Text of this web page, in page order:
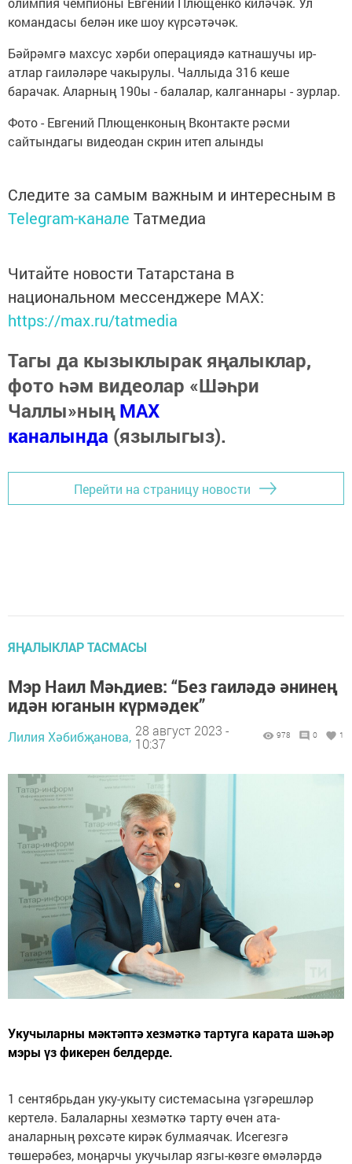
командасы белән ике шоу күрсәтәчәк.
Бәйрәмгә махсус хәрби операциядә катнашучы ир-
атлар гаиләләре чакырулы. Чаллыда 316 кеше
барачак. Аларның 190ы - балалар, калганнары - зурлар.
Фото - Евгений Плющенконың Вконтакте рәсми
сайтындагы видеодан скрин итеп алынды
Следите за самым важным и интересным в
Telegram-канале Татмедиа
Читайте новости Татарстана в
национальном мессенджере MАХ:
https://max.ru/tatmedia
Тагы да кызыклырак яңалыклар,
фото һәм видеолар «Шәһри
Чаллы»ныңMAX
каналында (язылыгыз).
Перейти на страницу новости
ЯҢАЛЫКЛАР ТАСМАСЫ
Мэр Наил Мәһдиев: “Без гаиләдә әнинең
идән юганын күрмәдек”
Лилия Хәбибҗанова, 28 август 2023 -
10:37
978 0 1
Укучыларны мәктәптә хезмәткә тартуга карата шәһәр
мэры үз фикерен белдерде.
1 сентябрьдан уку-укыту системасына үзгәрешләр
кертелә. Балаларны хезмәткә тарту өчен ата-
аналарның рөхсәте кирәк булмаячак. Исегезгә
төшерәбез, моңарчы укучылар язгы-көзге өмәләрдә